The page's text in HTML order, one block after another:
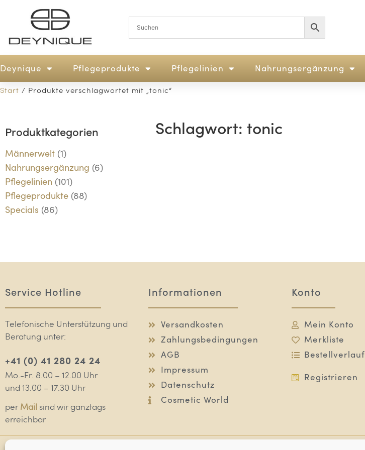
Deynique Pflegeprodukte Pflegelinien Nahrungsergänzung
Start / Produkte verschlagwortet mit „tonic“
Produktkategorien
Männerwelt (1)
Nahrungsergänzung (6)
Pflegelinien (101)
Pflegeprodukte (88)
Specials (86)
Schlagwort: tonic
Service Hotline
Telefonische Unterstützung und
Beratung unter:
+41 (0) 41 280 24 24
Mo.-Fr. 8.00 – 12.00 Uhr
und 13.00 – 17.30 Uhr
per Mail sind wir ganztags
erreichbar
Informationen
Versandkosten
Zahlungsbedingungen
AGB
Impressum
Datenschutz
Cosmetic World
Konto
Mein Konto
Merkliste
Bestellverlauf
Registrieren